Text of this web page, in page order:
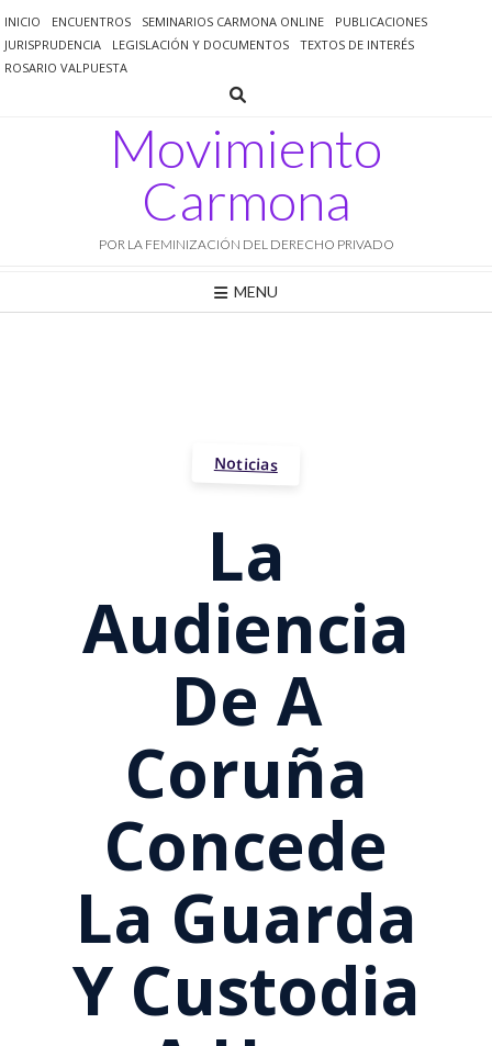
al
contenido
INICIO ENCUENTROS SEMINARIOS CARMONA ONLINE
PUBLICACIONES
JURISPRUDENCIA
LEGISLACIÓN Y DOCUMENTOS
TEXTOS DE INTERÉS
ROSARIO VALPUESTA
Movimiento
Carmona
POR LA FEMINIZACIÓN DEL DERECHO PRIVADO
MENU
Noticias
La
Audiencia
De A
Coruña
Concede
La Guarda
Y Custodia